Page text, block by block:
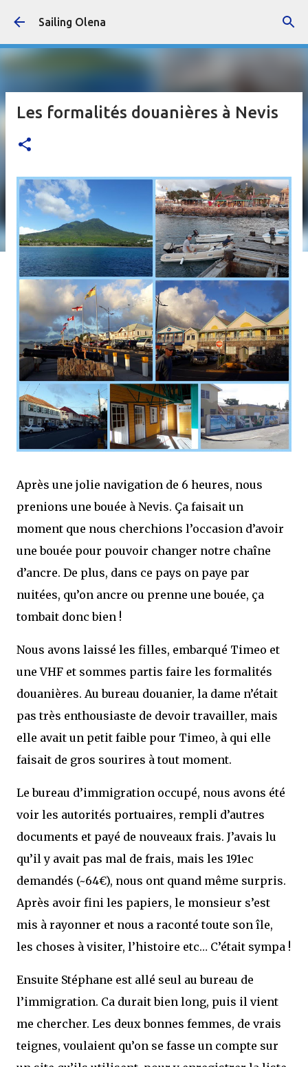
Accéder au contenu principal
Sailing Olena
Les formalités douanières à Nevis
Après une jolie navigation de 6 heures, nous
prenions une bouée à Nevis. Ça faisait un
moment que nous cherchions l’occasion d’avoir
une bouée pour pouvoir changer notre chaîne
d’ancre. De plus, dans ce pays on paye par
nuitées, qu’on ancre ou prenne une bouée, ça
tombait donc bien !
Nous avons laissé les filles, embarqué Timeo et
une VHF et sommes partis faire les formalités
douanières. Au bureau douanier, la dame n’était
pas très enthousiaste de devoir travailler, mais
elle avait un petit faible pour Timeo, à qui elle
faisait de gros sourires à tout moment.
Le bureau d’immigration occupé, nous avons été
voir les autorités portuaires, rempli d’autres
documents et payé de nouveaux frais. J’avais lu
qu’il y avait pas mal de frais, mais les 191ec
demandés (~64€), nous ont quand même surpris.
Après avoir fini les papiers, le monsieur s’est
mis à rayonner et nous a raconté toute son île,
les choses à visiter, l’histoire etc… C’était sympa !
Ensuite Stéphane est allé seul au bureau de
l’immigration. Ca durait bien long, puis il vient
me chercher. Les deux bonnes femmes, de vrais
teignes, voulaient qu’on se fasse un compte sur